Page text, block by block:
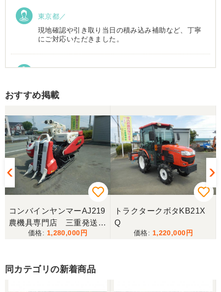
東京都／
現地確認や引き取り当日の積み込み補助など、丁寧
にご対応いただきました。
物は2台出ていて、当初安い方を購入予定でした。
しかしそちらは売れてしまったとの事でしたので、5
万円ほど高い方を購入させて頂きました。 引き取り
に伺い持ち帰りましたが、出品画像と違い確認した
所、安い方を渡されました。 出品者に問い合わせま
したが、高い方は「先に購入した者が引き取り済み
で安い方でお願いしたい」との事。 では先の安い方
との差額分を返金と交渉しましたが、「難しい」と
の事。カバーが脱落していて、使用に難が有る事を
伝えたところ、そのカバー代金で妥協する事になり
ました。 「管理する者が間違えて管理番号を貼り付
けた」 といっておりましたが、とても残念な気持
うな間違いが無いように改善して欲しいです。
とうございました。
おすすめ掲載
コンバインヤンマーAJ219
農機具専門店 三重発送整
備済み
1,280,000
トラクタークボタKB21X
Q
1,220,000
同カテゴリの新着商品